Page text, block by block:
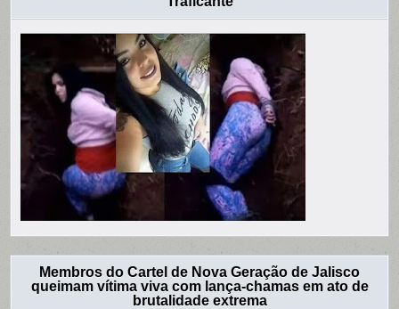
Membros do Cartel de Nova Geração de Jalisco
queimam vítima viva com lança-chamas em ato de
brutalidade extrema